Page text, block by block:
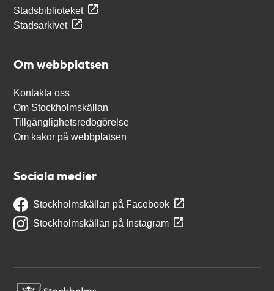
Stadsbiblioteket
Stadsarkivet
Om webbplatsen
Kontakta oss
Om Stockholmskällan
Tillgänglighetsredogörelse
Om kakor på webbplatsen
Sociala medier
Stockholmskällan på Facebook
Stockholmskällan på Instagram